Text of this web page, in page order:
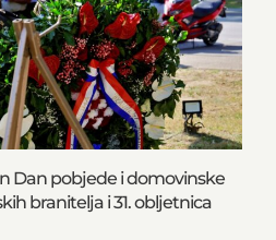
Dan pobjede i domovinske
branitelja i 31. obljetnica